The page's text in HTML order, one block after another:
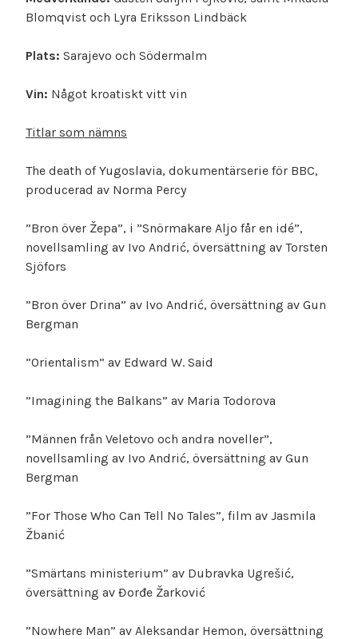
Blomqvist och Lyra Eriksson Lindbäck
Plats: Sarajevo och Södermalm
Vin: Något kroatiskt vitt vin
Titlar som nämns
The death of Yugoslavia, dokumentärserie för BBC,
producerad av Norma Percy
”Bron över Žepa”, i ”Snörmakare Aljo får en idé”,
novellsamling av Ivo Andrić, översättning av Torsten
Sjöfors
”Bron över Drina” av Ivo Andrić, översättning av Gun
Bergman
”Orientalism” av Edward W. Said
”Imagining the Balkans” av Maria Todorova
”Männen från Veletovo och andra noveller”,
novellsamling av Ivo Andrić, översättning av Gun
Bergman
”For Those Who Can Tell No Tales”, film av Jasmila
Žbanić
”Smärtans ministerium” av Dubravka Ugrešić,
översättning av Đorđe Žarković
”Nowhere Man” av Aleksandar Hemon, översättning